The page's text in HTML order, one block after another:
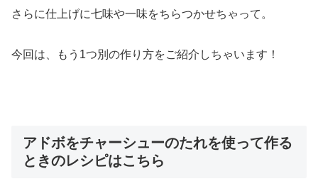
さらに仕上げに七味や一味をちらつかせちゃって。
今回は、もう1つ別の作り方をご紹介しちゃいます！
アドボをチャーシューのたれを使って作る
ときのレシピはこちら